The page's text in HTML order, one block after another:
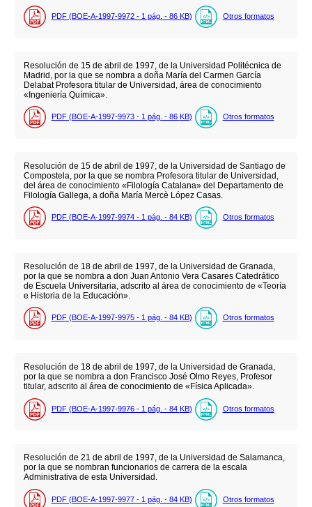
PDF (BOE-A-1997-9972 - 1 pág. - 86 KB) Otros formatos
Resolución de 15 de abril de 1997, de la Universidad Politécnica de
Madrid, por la que se nombra a doña María del Carmen García
Delabat Profesora titular de Universidad, área de conocimiento
«Ingeniería Química».
PDF (BOE-A-1997-9973 - 1 pág. - 86 KB) Otros formatos
Resolución de 15 de abril de 1997, de la Universidad de Santiago de
Compostela, por la que se nombra Profesora titular de Universidad,
del área de conocimiento «Filología Catalana» del Departamento de
Filología Gallega, a doña María Mercè López Casas.
PDF (BOE-A-1997-9974 - 1 pág. - 84 KB) Otros formatos
Resolución de 18 de abril de 1997, de la Universidad de Granada,
por la que se nombra a don Juan Antonio Vera Casares Catedrático
de Escuela Universitaria, adscrito al área de conocimiento de «Teoría
e Historia de la Educación».
PDF (BOE-A-1997-9975 - 1 pág. - 84 KB) Otros formatos
Resolución de 18 de abril de 1997, de la Universidad de Granada,
por la que se nombra a don Francisco José Olmo Reyes, Profesor
titular, adscrito al área de conocimiento de «Física Aplicada».
PDF (BOE-A-1997-9976 - 1 pág. - 84 KB) Otros formatos
Resolución de 21 de abril de 1997, de la Universidad de Salamanca,
por la que se nombran funcionarios de carrera de la escala
Administrativa de esta Universidad.
PDF (BOE-A-1997-9977 - 1 pág. - 84 KB) Otros formatos